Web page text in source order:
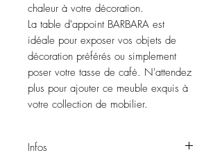
chaleur à votre décoration.
La table d'appoint BARBARA est
idéale pour exposer vos objets de
décoration préférés ou simplement
poser votre tasse de café. N'attendez
plus pour ajouter ce meuble exquis à
votre collection de mobilier.
Infos